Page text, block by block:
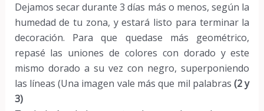
Dejamos secar durante 3 días más o menos, según la
humedad de tu zona, y estará listo para terminar la
decoración. Para que quedase más geométrico,
repasé las uniones de colores con dorado y este
mismo dorado a su vez con negro, superponiendo
las líneas (Una imagen vale más que mil palabras(2 y
3)